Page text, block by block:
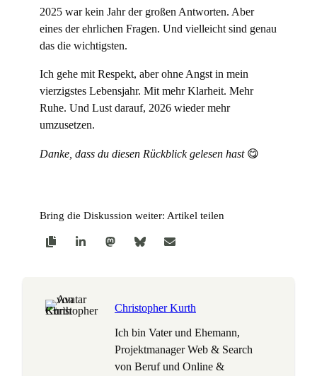
2025 war kein Jahr der großen Antworten. Aber
eines der ehrlichen Fragen. Und vielleicht sind genau
das die wichtigsten.
Ich gehe mit Respekt, aber ohne Angst in mein
vierzigstes Lebensjahr. Mit mehr Klarheit. Mehr
Ruhe. Und Lust darauf, 2026 wieder mehr
umzusetzen.
Danke, dass du diesen Rückblick gelesen hast😋
Bring die Diskussion weiter: Artikel teilen
Christopher Kurth
Ich bin Vater und Ehemann,
Projektmanager Web & Search
von Beruf und Online &